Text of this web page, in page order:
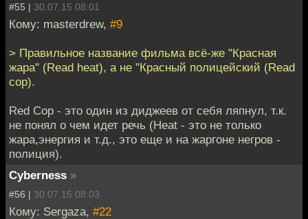
#55 | 30.07.15 08:01
Кому: masterdrew, #9
> Правильное название фильма всё-же "Красная
жара" (Read heat), а не "Красный полицейский (Read
cop).
Red Cop - это один из диджеев от себя ляпнул, т.к.
не понял о чем идет речь (Heat - это не только
жара,энергия и т.д., это еще и на жаргоне негров -
полиция).
Cyberness »
#56 | 30.07.15 08:03
Кому: Sergaza, #22